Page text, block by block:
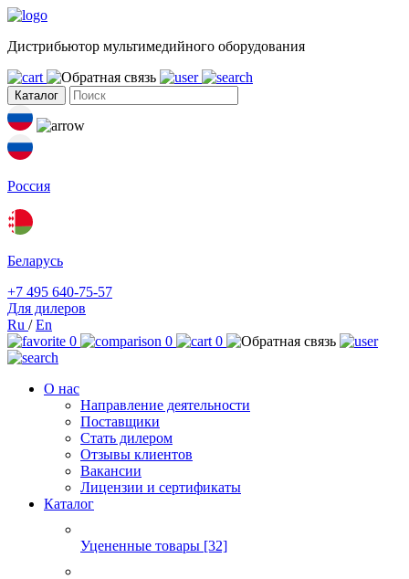
Дистрибьютор мультимедийного оборудования
Каталог
Россия
Беларусь
+7 495 640-75-57
Для дилеров
Ru /En
0
0 0
О нас
Направление деятельности
Поставщики
Стать дилером
Отзывы клиентов
Вакансии
Лицензии и сертификаты
Каталог
Уцененные товары [32]